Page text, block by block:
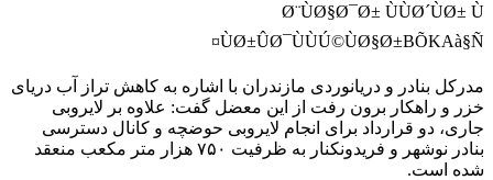
Ø¨ÙØ§Ø¯Ø± ÙÙØ´ÙØ± Ù
ÙØ±ÛØ¯ÙÙÚ©ÙØ§Ø±BÕKAà§Ñ¤
مدرکل بنادر و دریانوردی مازندران با اشاره به کاهش تراز آب دریای
خزر و راهکار برون رفت از این معضل گفت: علاوه بر لایروبی
جاری، دو قرارداد برای انجام لایروبی حوضچه و کانال دسترسی
بنادر نوشهر و فریدونکنار به ظرفیت ۷۵۰ هزار متر مکعب منعقد
شده‌ است.